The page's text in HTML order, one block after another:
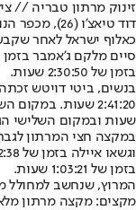
זינוק מרתון טבריה //
דוד טיאצ'ו
בזמן של 2:30:50 שעות.
בנשים, ביטי דויטש
שעות ובמקום השלישי הגר
במקצה חצי המרתון
בזמן של 1:03:21 שעות.
המרוץ, שנחשב למחולל